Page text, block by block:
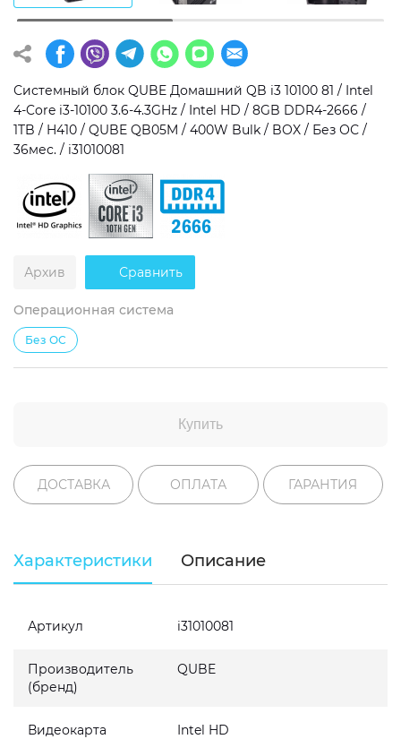
Операционная система
Windows 11 Home
Windows 11 Pro
Без ОС
HDD
SSD + HDD
Дополнительно
RGB-подсветка
Разблокированный множитель CPU
Сверхбыстрый M.2 SSD NVME
Системный блок QUBE Домашний QB i3 10100 81 / Intel
4-Core i3-10100 3.6-4.3GHz / Intel HD / 8GB DDR4-2666 /
1TB / H410 / QUBE QB05M / 400W Bulk / BOX / Без ОС /
36мес. / i31010081
Архив Сравнить
Операционная система
Без ОС
Купить
ДОСТАВКА ОПЛАТА ГАРАНТИЯ
Характеристики Описание
Артикул i31010081
Производитель
(бренд)
QUBE
Видеокарта Intel HD